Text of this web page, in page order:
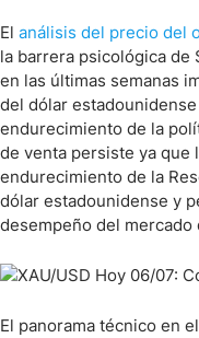
El análisis del precio del
la barrera psicológica
en las últimas semanas
del dólar
endurecimiento de la
de venta persiste ya que
endurecimiento de la
dólar estadounidense y
desempeño del mercado
El panorama técnico en